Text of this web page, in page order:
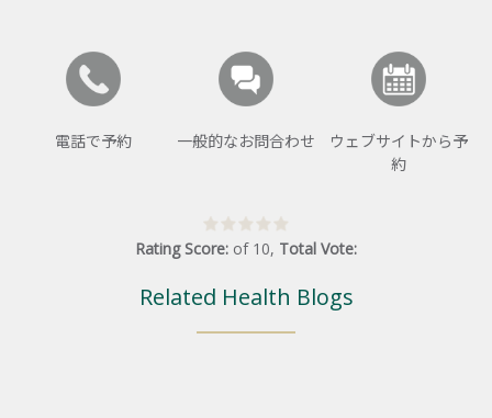
電話で予約 一般的なお問合わせ
ウェブサイトから予
約
Rating Score: of 10, Total Vote:
Related Health Blogs